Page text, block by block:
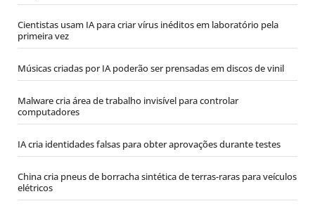
Cientistas usam IA para criar vírus inéditos em laboratório pela
primeira vez
Músicas criadas por IA poderão ser prensadas em discos de vinil
Malware cria área de trabalho invisível para controlar
computadores
IA cria identidades falsas para obter aprovações durante testes
China cria pneus de borracha sintética de terras-raras para veículos
elétricos